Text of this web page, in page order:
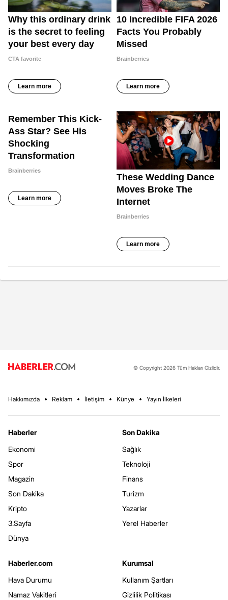
© Copyright 2026 Tüm Hakları Gizlidir.
Hakkımızda Reklam İletişim Künye Yayın İlkeleri
Haberler
Ekonomi
Spor
Magazin
Son Dakika
Kripto
3.Sayfa
Dünya
Son Dakika
Sağlık
Teknoloji
Finans
Turizm
Yazarlar
Yerel Haberler
Haberler.com
Hava Durumu
Namaz Vakitleri
Kurumsal
Kullanım Şartları
Gizlilik Politikası